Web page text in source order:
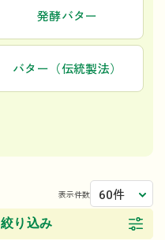
発酵バター
バター（伝統製法）
表示件数 60件
絞り込み